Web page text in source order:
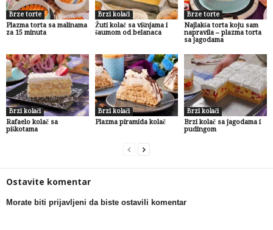
Brze torte
Plazma torta sa malinama
za 15 minuta
Brzi kolači
Žuti kolač sa višnjama i
šaumom od belanaca
Brze torte
Najlakša torta koju sam
napravila – plazma torta
sa jagodama
Brzi kolači
Rafaelo kolač sa
piškotama
Brzi kolači
Plazma piramida kolač
Brzi kolači
Brzi kolač sa jagodama i
pudingom
Ostavite komentar
Morate biti prijavljeni da biste ostavili komentar